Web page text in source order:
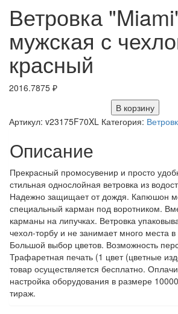
Ветровка
мужская с
красный
2016.7875 ₽
В корзину
Артикул: v23175F70XL Категория:
Описание
Прекрасный промосувенир и просто
стильная однослойная ветровка из
Надежно защищает от дождя. Капюшон
специальный карман под воротником.
карманы на липучках. Ветровка
чехол-торбу и не занимает много места
Большой выбор цветов. Возможность
Трафаретная печать (1 цвет (цветные
товар осуществляется бесплатно.
настройка оборудования в размере
тираж.